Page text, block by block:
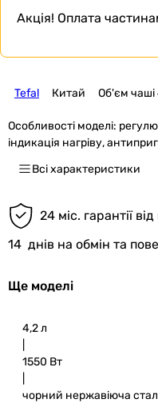
Акція! Оплата
Tefal Китай Об'єм чаші
Особливості моделі:
індикація нагріву,
Всі характеристики
24 міс. гарантії
14 днів на обмін та
Ще моделі
4,2 л
1550 Вт
чорний нержавіюча